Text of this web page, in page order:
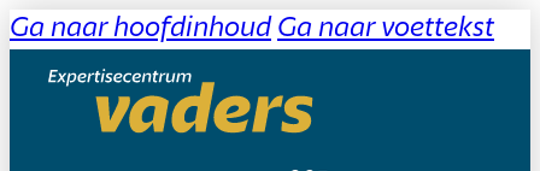
Ga naar hoofdinhoud Ga naar voettekst